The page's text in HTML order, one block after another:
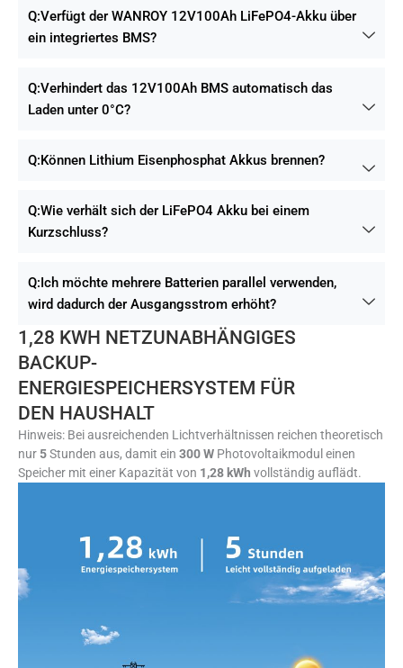
Q:Verfügt der WANROY 12V100Ah LiFePO4-Akku über
ein integriertes BMS?
Q:Verhindert das 12V100Ah BMS automatisch das
Laden unter 0°C?
Q:Können Lithium Eisenphosphat Akkus brennen?
Q:Wie verhält sich der LiFePO4 Akku bei einem
Kurzschluss?
Q:Ich möchte mehrere Batterien parallel verwenden,
wird dadurch der Ausgangsstrom erhöht?
1,28 KWH NETZUNABHÄNGIGES
BACKUP-
ENERGIESPEICHERSYSTEM FÜR
DEN HAUSHALT
Hinweis: Bei ausreichenden Lichtverhältnissen reichen theoretisch
nur5Stunden aus, damit ein 300 W Photovoltaikmodul einen
Speicher mit einer Kapazität von 1,28 kWh vollständig auflädt.